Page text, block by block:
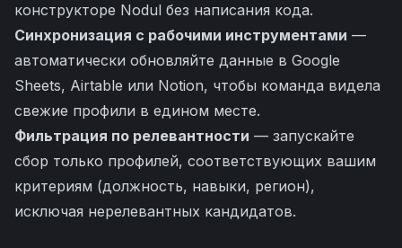
конструкторе Nodul без написания кода.
Синхронизация с рабочими инструментами —
автоматически обновляйте данные в Google
Sheets, Airtable или Notion, чтобы команда видела
свежие профили в едином месте.
Фильтрация по релевантности — запускайте
сбор только профилей, соответствующих вашим
критериям (должность, навыки, регион),
исключая нерелевантных кандидатов.